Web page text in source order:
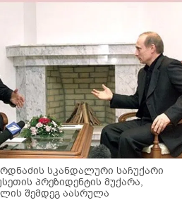
სკანდალური საჩუქარი
პრეზიდენტის მუქარა,
შემდეგ აასრულა